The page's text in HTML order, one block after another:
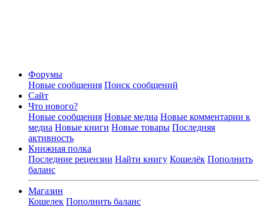
Форумы
Новые сообщения Поиск сообщений
Сайт
Что нового?
Новые сообщения Новые медиа Новые комментарии к
медиа Новые книги Новые товары Последняя
активность
Книжная полка
Последние рецензии Найти книгу Кошелёк Пополнить
баланс
Магазин
Кошелек Пополнить баланс